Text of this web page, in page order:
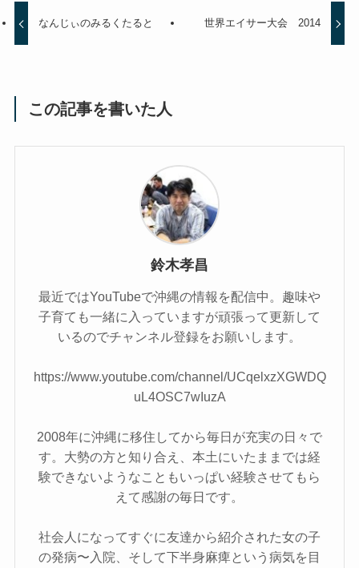
なんじぃのみるくたると 世界エイサー大会 2014
この記事を書いた人
鈴木孝昌
最近ではYouTubeで沖縄の情報を配信中。趣味や
子育ても一緒に入っていますが頑張って更新して
いるのでチャンネル登録をお願いします。
https://www.youtube.com/channel/UCqelxzXGWDQ
uL4OSC7wIuzA
2008年に沖縄に移住してから毎日が充実の日々で
す。大勢の方と知り合え、本土にいたままでは経
験できないようなこともいっぱい経験させてもら
えて感謝の毎日です。
社会人になってすぐに友達から紹介された女の子
の発病〜入院、そして下半身麻痺という病気を目